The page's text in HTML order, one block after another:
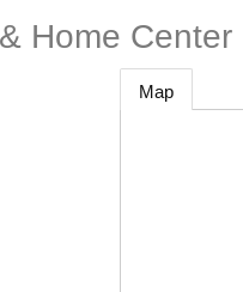
Home Center
Map